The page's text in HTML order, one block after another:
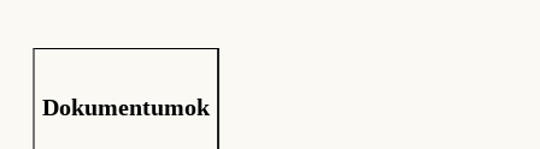
Dokumentumok